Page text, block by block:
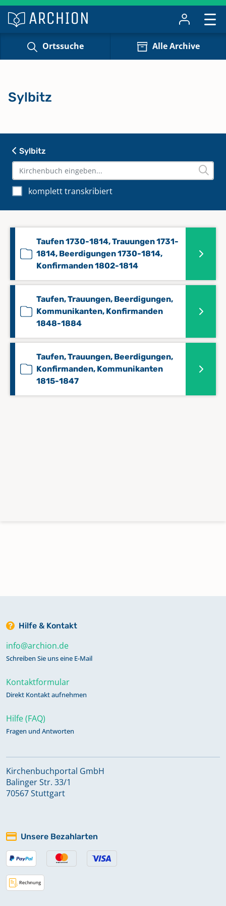
Ortssuche Alle Archive
Sylbitz
komplett transkribiert
Taufen 1730-1814, Trauungen 1731-
1814, Beerdigungen 1730-1814,
Konfirmanden 1802-1814
Taufen, Trauungen, Beerdigungen,
Kommunikanten, Konfirmanden
1848-1884
Taufen, Trauungen, Beerdigungen,
Konfirmanden, Kommunikanten
1815-1847
Sylbitz
Hilfe & Kontakt
info@archion.de
Schreiben Sie uns eine E-Mail
Kontaktformular
Direkt Kontakt aufnehmen
Hilfe (FAQ)
Fragen und Antworten
Kirchenbuchportal GmbH
Balinger Str. 33/1
70567 Stuttgart
Unsere Bezahlarten